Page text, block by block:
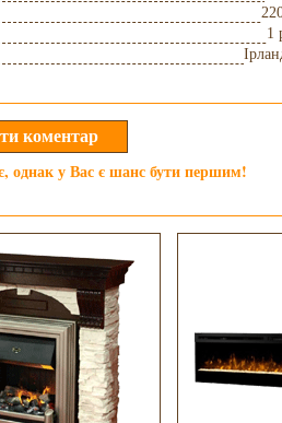
1
однак у Вас є шанс бути першим!